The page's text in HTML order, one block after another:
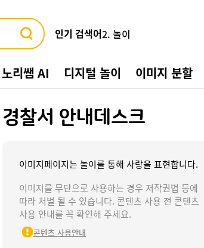
인기 검색어2. 놀이
5. 동물
6. 수박
8. 교통기관
9. 물놀이
1. 여름
노리쌤 AI 디지털 놀이 이미지 분할
경찰서 안내데스크
이미지페이지는 놀이를 통해 사랑을 표현합니다.
이미지를 무단으로 사용하는 경우 저작권법 등에
따라 처벌 될 수 있습니다. 콘텐츠 사용 전 콘텐츠
사용 안내를 꼭 확인해 주세요.
콘텐츠 사용안내